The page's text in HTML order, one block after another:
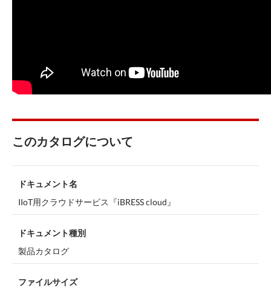
このカタログについて
ドキュメント名
IIoT用クラウドサービス『iBRESS cloud』
ドキュメント種別
製品カタログ
ファイルサイズ